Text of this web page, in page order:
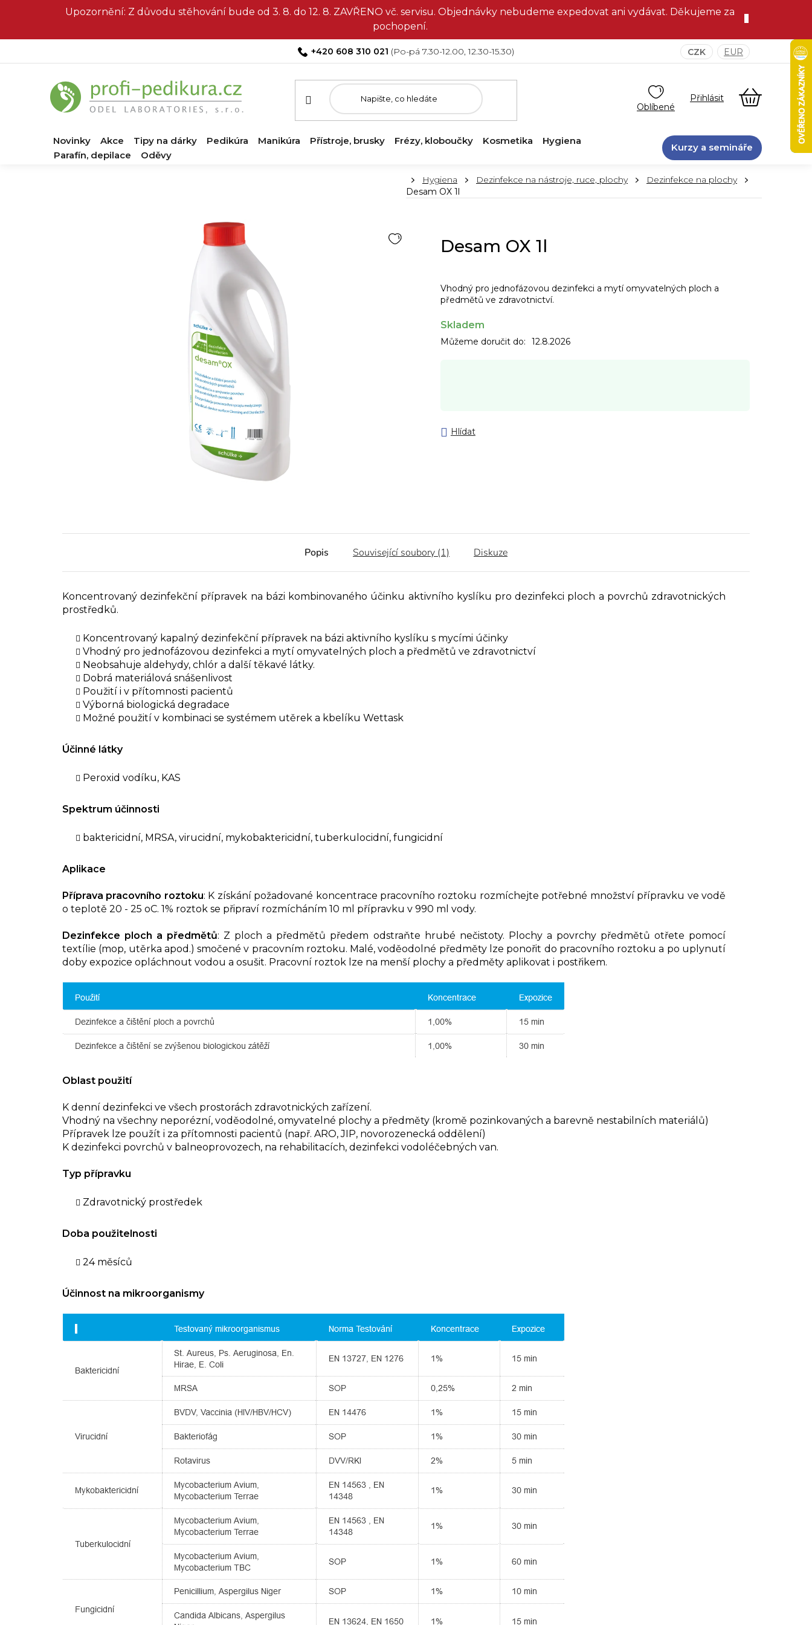
Upozornění: Z důvodu stěhování bude od 3. 8. do 12. 8. ZAVŘENO vč. servisu. Objednávky nebudeme expedovat ani vydávat. Děkujeme za
pochopení.
+420 608 310 021 CZK EUR
NÁKUPNÍ
KOŠÍK
Novinky Akce Tipy na dárky Pedikúra Manikúra Přístroje, brusky Frézy, kloboučky Kosmetika
Hygiena
Parafín, depilace
Oděvy
Kurzy a semináře
DomůHygiena Dezinfekce na nástroje, ruce, plochy
Dezinfekce na plochy
Desam OX 1l
Desam OX 1l
Vhodný pro jednofázovou dezinfekci a mytí omyvatelných ploch a
předmětů ve zdravotnictví.
Skladem
Můžeme doručit do: 12.8.2026
Hlídat
Popis Související soubory (1) Diskuze
Koncentrovaný dezinfekční přípravek na bázi kombinovaného účinku aktivního kyslíku pro dezinfekci ploch a povrchů zdravotnických
prostředků.
Koncentrovaný kapalný dezinfekční přípravek na bázi aktivního kyslíku s mycími účinky
Vhodný pro jednofázovou dezinfekci a mytí omyvatelných ploch a předmětů ve zdravotnictví
Neobsahuje aldehydy, chlór a další těkavé látky.
Dobrá materiálová snášenlivost
Použití i v přítomnosti pacientů
Výborná biologická degradace
Možné použití v kombinaci se systémem utěrek a kbelíku Wettask
Účinné látky
Peroxid vodíku, KAS
Spektrum účinnosti
baktericidní, MRSA, virucidní, mykobaktericidní, tuberkulocidní, fungicidní
Aplikace
Příprava pracovního roztoku: K získání požadované koncentrace pracovního roztoku rozmíchejte potřebné množství přípravku ve vodě
o teplotě 20 - 25 oC. 1% roztok se připraví rozmícháním 10 ml přípravku v 990 ml vody.
Dezinfekce ploch a předmětů: Z ploch a předmětů předem odstraňte hrubé nečistoty. Plochy a povrchy předmětů otřete pomocí
textílie (mop, utěrka apod.) smočené v pracovním roztoku. Malé, voděodolné předměty lze ponořit do pracovního roztoku a po uplynutí
doby expozice opláchnout vodou a osušit. Pracovní roztok lze na menší plochy a předměty aplikovat i postřikem.
Oblast použití
K denní dezinfekci ve všech prostorách zdravotnických zařízení.
Vhodný na všechny neporézní, voděodolné, omyvatelné plochy a předměty (kromě pozinkovaných a barevně nestabilních materiálů)
Přípravek lze použít i za přítomnosti pacientů (např. ARO, JIP, novorozenecká oddělení)
K dezinfekci povrchů v balneoprovozech, na rehabilitacích, dezinfekci vodoléčebných van.
Typ přípravku
Zdravotnický prostředek
Doba použitelnosti
24 měsíců
Účinnost na mikroorganismy